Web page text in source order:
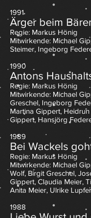
1991
Ärger beim
Regie: Markus Hönig
Mitwirkende: Michael
Steimer, Ingeborg
1990
Antons
Regie: Markus Hönig
Mitwirkende: Michael
Greschel, Ingeborg
Martina Gippert,
Gippert, Hansjörg
1989
Bei Wackels
Regie: Markus Hönig
Mitwirkende: Michael
Wolf, Birgit Greschel,
Gippert, Claudia Meier,
Anita Meier, Ulrike Lupfer
1988